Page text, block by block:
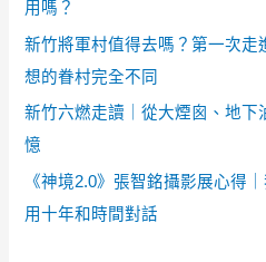
用嗎？
新竹將軍村值得去嗎？第一次走
想的眷村完全不同
新竹六燃走讀｜從大煙囪、地下
憶
《神境2.0》張智銘攝影展心得
用十年和時間對話